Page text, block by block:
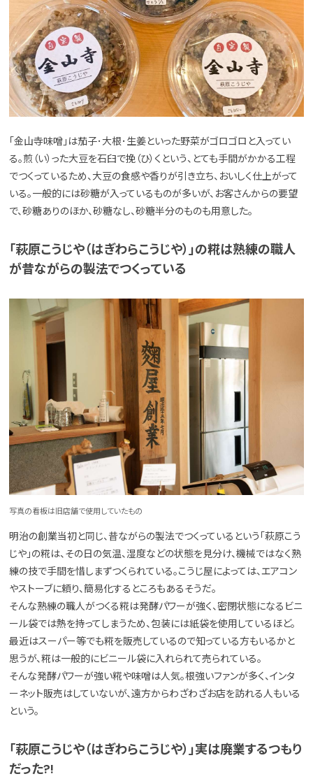
「金山寺味噌」は茄子･大根･生姜といった野菜がゴロゴロと入ってい
る。煎（い）った大豆を石臼で挽（ひ）くという、とても手間がかかる工程
でつくっているため、大豆の食感や香りが引き立ち、おいしく仕上がって
いる。一般的には砂糖が入っているものが多いが、お客さんからの要望
で、砂糖ありのほか、砂糖なし、砂糖半分のものも用意した。
「萩原こうじや（はぎわらこうじや）」の糀は熟練の職人
が昔ながらの製法でつくっている
写真の看板は旧店舗で使用していたもの
明治の創業当初と同じ、昔ながらの製法でつくっているという「萩原こう
じや」の糀は、その日の気温、湿度などの状態を見分け、機械ではなく熟
練の技で手間を惜しまずつくられている。こうじ屋によっては、エアコン
やストーブに頼り、簡易化するところもあるそうだ。
そんな熟練の職人がつくる糀は発酵パワーが強く、密閉状態になるビニ
ール袋では熱を持ってしまうため、包装には紙袋を使用しているほど。
最近はスーパー等でも糀を販売しているので知っている方もいるかと
思うが、糀は一般的にビニール袋に入れられて売られている。
そんな発酵パワーが強い糀や味噌は人気。根強いファンが多く、インタ
ーネット販売はしていないが、遠方からわざわざお店を訪れる人もいる
という。
「萩原こうじや（はぎわらこうじや）」実は廃業するつもり
だった?!